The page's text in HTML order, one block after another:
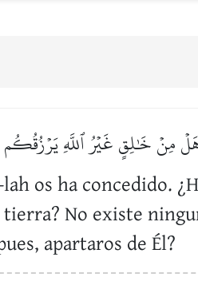
مِنۡ خَٰلِقٍ غَيۡرُ ٱللَّهِ يَرۡزُقُكُم
os ha concedido.
No existe
apartaros de Él?